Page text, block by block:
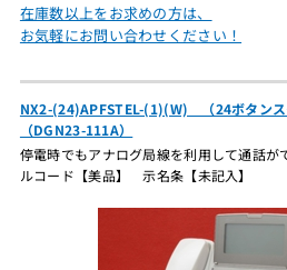
在庫数以上をお求めの方は、
お気軽にお問い合わせください！
NX2-(24)APFSTEL-(1)(W) （24ボタンス
（DGN23-111A）
停電時でもアナログ局線を利用して通話
ルコード【美品】 示名条【未記入】